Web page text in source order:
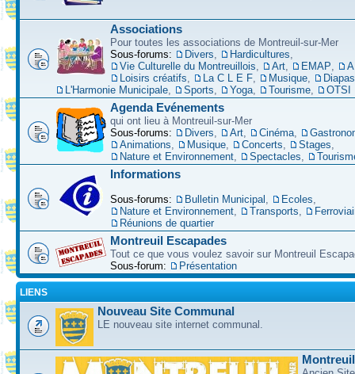
Associations
Pour toutes les associations de Montreuil-sur-Mer
Sous-forums:
Divers, Hardicultures,
Vie Culturelle du Montreuillois, Art, EMAP,
Loisirs créatifs, La C L E F, Musique,
L'Harmonie Municipale, Sports, Yoga, Tourisme, OTSI
Agenda Evénements
qui ont lieu à Montreuil-sur-Mer
Sous-forums:
Divers, Art, Cinéma,
Animations, Musique, Concerts, Stages,
Nature et Environnement, Spectacles,
Informations
Sous-forums: Bulletin Municipal , Ecoles,
Nature et Environnement, Transports,
Réunions de quartier
Montreuil Escapades
Tout ce que vous voulez savoir sur Montreuil
Sous-forum:
Présentation
LIENS
Nouveau Site Communal
LE nouveau site internet communal.